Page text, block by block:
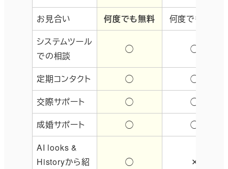
お見合い 何度でも無料
何度でも無料
システムツール
での相談
◯ ◯
定期コンタクト ◯
◯
交際サポート
◯
◯
成婚サポート
◯
◯
AI looks &
Historyから紹
◯ ✕